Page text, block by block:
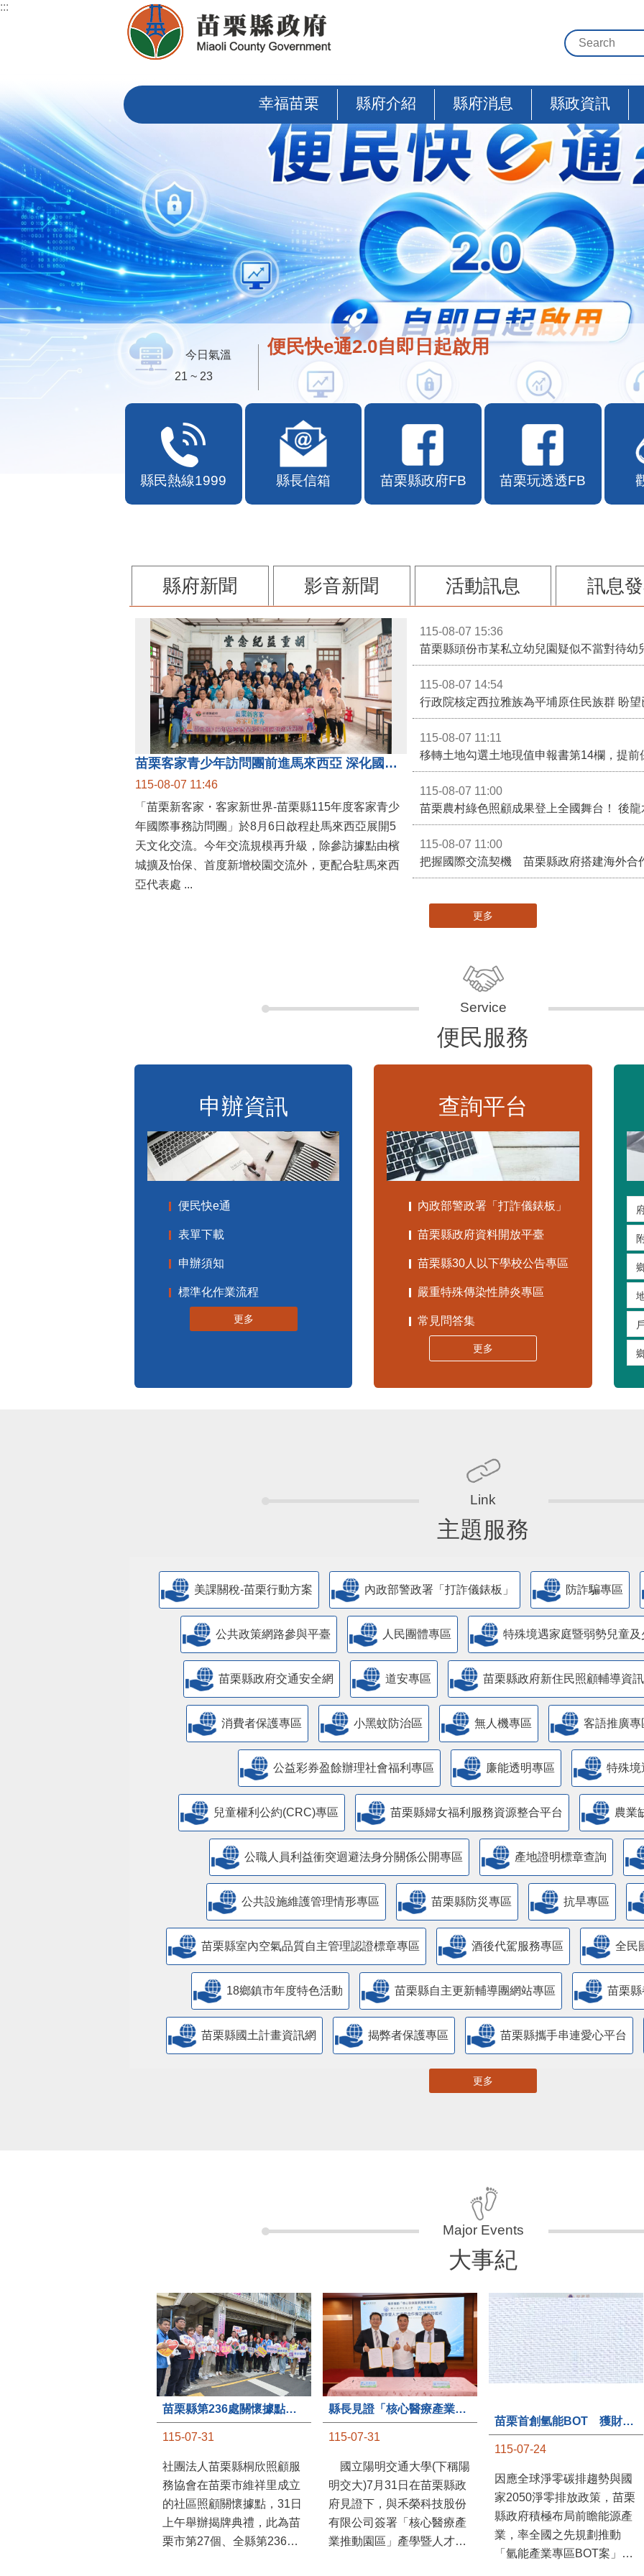
跳到主要內容區塊
:::
幸福苗栗 縣府介紹 縣府消息 縣政資訊
便民快e通2.0自即日起啟用
今日氣溫
21 ~ 23
縣民熱線1999 縣長信箱 苗栗縣政府FB 苗栗玩透透FB
縣府新聞 影音新聞 活動訊息 訊息
苗栗客家青少年訪問團前進馬來西亞 深化國際客家文化交流
115-08-07 11:46
「苗栗新客家・客家新世界-苗栗縣115年度客家青少
年國際事務訪問團」於8月6日啟程赴馬來西亞展開5
天文化交流。今年交流規模再升級，除參訪據點由檳
城擴及怡保、首度新增校園交流外，更配合駐馬來西
亞代表處 ...
115-08-07 15:36
苗栗縣頭份市某私立幼兒園疑似不當對待幼
115-08-07 14:54
115-08-07 11:11
移轉土地勾選土地現值申報書第14欄，提前
115-08-07 11:00
115-08-07 11:00
更多
便民服務
申辦資訊
便民快e通
表單下載
申辦須知
標準化作業流程
更多
查詢平台
內政部警政署「打詐儀錶板」
苗栗縣政府資料開放平臺
苗栗縣30人以下學校公告專區
嚴重特殊傳染性肺炎專區
常見問答集
更多
主題服務
美課關稅-苗栗行動方案 內政部警政署「打詐儀錶板」 防詐騙專區
公共政策網路參與平臺 人民團體專區 特殊境遇家庭暨弱勢兒童
苗栗縣政府交通安全網 道安專區 苗栗縣政府新住民照顧輔導資
消費者保護專區 小黑蚊防治區 無人機專區 客語推廣專
公益彩券盈餘辦理社會福利專區 廉能透明專區 特殊境
兒童權利公約(CRC)專區 苗栗縣婦女福利服務資源整合平台 農業
公職人員利益衝突迴避法身分關係公開專區 產地證明標章查詢
​公共設施維護管理情形專區 苗栗縣防災專區 抗旱專區
苗栗縣室內空氣品質自主管理認證標章專區 酒後代駕服務專區 全民
18鄉鎮市年度特色活動 苗栗縣自主更新輔導團網站專區 苗栗
苗栗縣國土計畫資訊網 揭弊者保護專區 苗栗縣攜手串連愛心平台
更多
大事紀
苗栗縣第236處關懷據點在苗栗市維祥里揭牌
115-07-31
社團法人苗栗縣桐欣照顧服
務協會在苗栗市維祥里成立
的社區照顧關懷據點，31日
上午舉辦揭牌典禮，此為苗
栗市第27個、全縣第236處
縣長見證「核心醫療產業推動園區」產學合作簽約儀式
115-07-31
國立陽明交通大學(下稱陽
明交大)7月31日在苗栗縣政
府見證下，與禾榮科技股份
有限公司簽署「核心醫療產
業推動園區」產學暨人才培
苗栗首創氫能BOT 獲財政部「突破之翼」肯定
115-07-24
因應全球淨零碳排趨勢與國
家2050淨零排放政策，苗栗
縣政府積極布局前瞻能源產
業，率全國之先規劃推動
「氫能產業專區BOT案」，